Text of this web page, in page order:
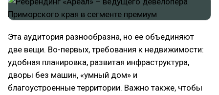
Эта аудитория разнообразна, но ее объединяют
две вещи. Во-первых, требования к недвижимости:
удобная планировка, развитая инфраструктура,
дворы без машин, «умный дом» и
благоустроенные территории. Важно также, чтобы